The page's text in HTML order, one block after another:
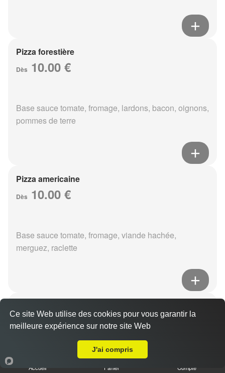
Pizza forestière
Dès 10.00 €
Base sauce tomate, fromage, lardons, bacon, oignons,
pommes de terre
Pizza americaine
Dès 10.00 €
Base sauce tomate, fromage, viande hachée,
merguez, raclette
Dès10.00 €
Base sauce tomate, fromage, viande hachée, boursin,
Accueil Panier Compte
Ce site Web utilise des cookies pour vous garantir la
meilleure expérience sur notre site Web
J'ai compris